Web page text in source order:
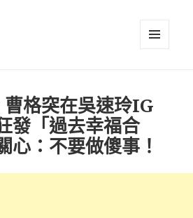
格突在吳速玲IG
發「過去幸福合
心：不要做傻事！